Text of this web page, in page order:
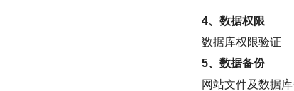
4、数据权限
数据库权限验证
5、数据备份
网站文件及数据